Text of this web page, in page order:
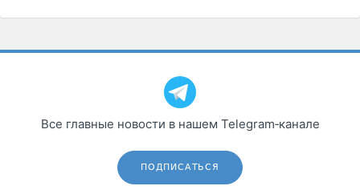
Все главные новости в нашем Telegram‑канале
ПОДПИСАТЬСЯ